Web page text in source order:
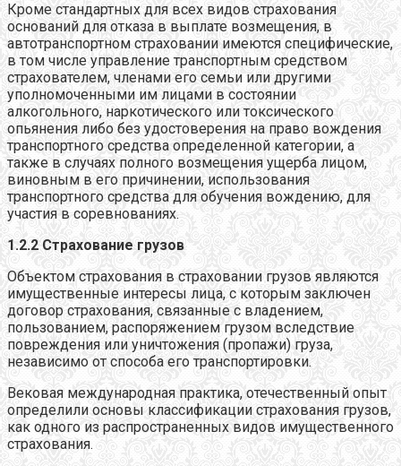
Кроме стандартных для всех видов страхования
оснований для отказа в выплате возмещения, в
автотранспортном страховании имеются специфические,
в том числе управление транспортным средством
страхователем, членами его семьи или другими
уполномоченными им лицами в состоянии
алкогольного, наркотического или токсического
опьянения либо без удостоверения на право вождения
транспортного средства определенной категории, а
также в случаях полного возмещения ущерба лицом,
виновным в его причинении, использования
транспортного средства для обучения вождению, для
участия в соревнованиях.
1.2.2 Страхование грузов
Объектом страхования в страховании грузов являются
имущественные интересы лица, с которым заключен
договор страхования, связанные с владением,
пользованием, распоряжением грузом вследствие
повреждения или уничтожения (пропажи) груза,
независимо от способа его транспортировки.
Вековая международная практика, отечественный опыт
определили основы классификации страхования грузов,
как одного из распространенных видов имущественного
страхования.